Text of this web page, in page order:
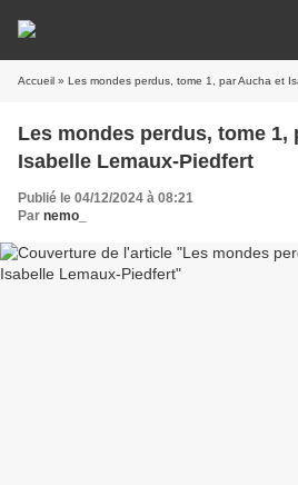
Accueil » Les mondes perdus, tome 1, par Aucha et
Les mondes perdus, tome 1,
Isabelle Lemaux-Piedfert
Publié le 04/12/2024 à 08:21
Par nemo_